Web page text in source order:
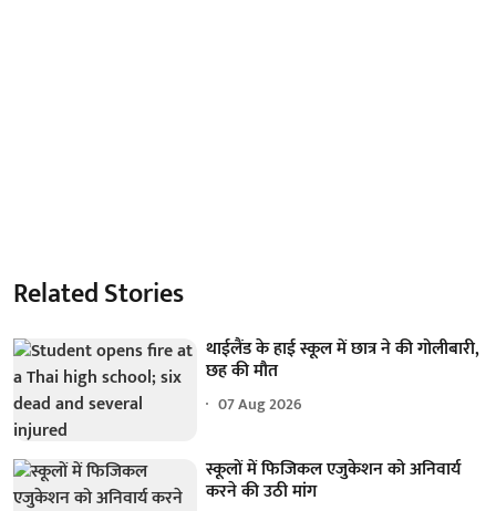
Related Stories
थाईलैंड के हाई स्कूल में छात्र ने की गोलीबारी,
छह की मौत
07 Aug 2026
स्कूलों में फिजिकल एजुकेशन को अनिवार्य
करने की उठी मांग